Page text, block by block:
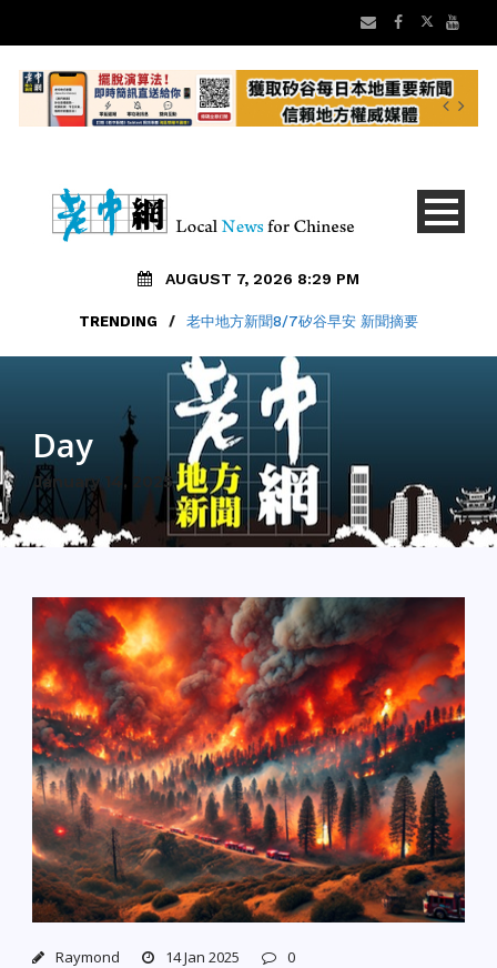
AUGUST 7, 2026 8:29 PM
TRENDING / 老中地方新聞8/7矽谷早安 新聞摘要
Day
January 14, 2025
Raymond 14 Jan 2025 0